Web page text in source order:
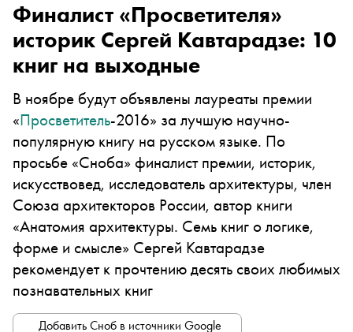
Финалист «Просветителя»
историк Сергей Кавтарадзе: 10
книг на выходные
В ноябре будут объявлены лауреаты премии
«Просветитель-2016» за лучшую научно-
популярную книгу на русском языке. По
просьбе «Сноба» финалист премии, историк,
искусствовед, исследователь архитектуры, член
Союза архитекторов России, автор книги
«Анатомия архитектуры. Семь книг о логике,
форме и смысле» Сергей Кавтарадзе
рекомендует к прочтению десять своих любимых
познавательных книг
Добавить Сноб в источники Google